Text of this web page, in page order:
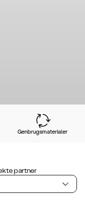
Genbrugsmaterialer
partner